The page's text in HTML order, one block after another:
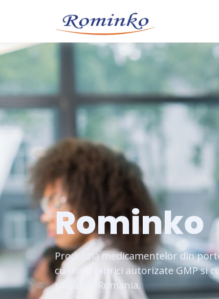
Rominko
Productia medicamentelor din
cu doua fabrici autorizate GMP si
piata din Romania.